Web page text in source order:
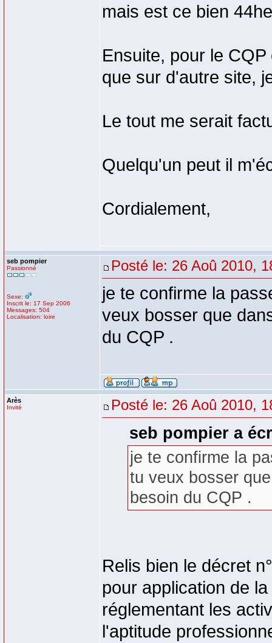
mais est ce bien
Ensuite, pour le
que sur d'autre site,
Le tout me serait
Quelqu'un peut il
Cordialement,
seb pompier
Passionné
Sexe:
Inscrit le: 17 Sep 2006
Messages: 504
Localisation: loire
Posté le: 26 Aoû 2010,
je te confirme la
veux bosser que
du CQP .
Arès
Invité Posté le: 26 Aoû 2010,
seb pompier a
je te confirme la
tu veux bosser
besoin du CQP .
Relis bien le décret
pour application de
réglementant les
l'aptitude